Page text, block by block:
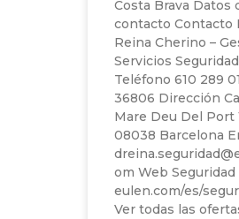
Costa Brava Datos
contacto Contacto
Reina Cherino –
Servicios Seguridad
Teléfono 610 289
36806 Dirección
Mare Deu Del Port
08038 Barcelona
om Web Seguridad
eulen.com/es/
Ver todas las